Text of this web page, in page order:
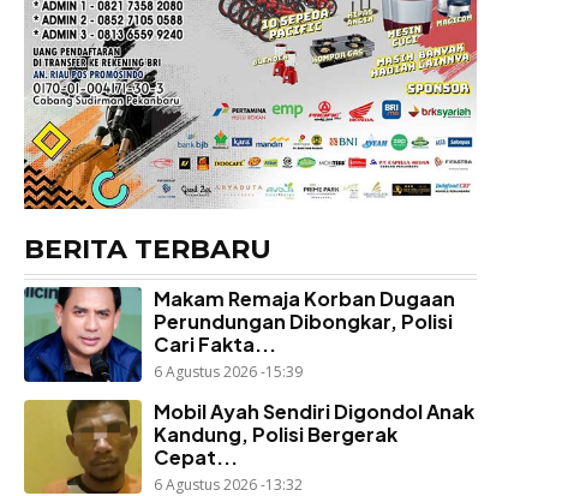
BERITA TERBARU
Makam Remaja Korban Dugaan
Perundungan Dibongkar, Polisi
Cari Fakta...
6 Agustus 2026 -15:39
Mobil Ayah Sendiri Digondol Anak
Kandung, Polisi Bergerak
Cepat...
6 Agustus 2026 -13:32